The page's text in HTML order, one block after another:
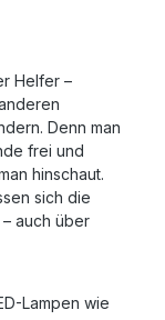
Helfer –
Denn man
frei und
hinschaut.
sich die
auch über
Lampen wie